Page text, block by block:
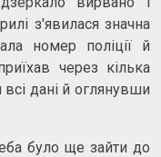
з'явилася значна
номер поліції й
через кілька
дані й оглянувши
було ще зайти до